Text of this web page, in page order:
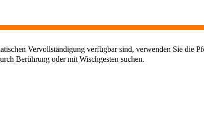
Vervollständigung verfügbar sind, verwenden Sie die
Berührung oder mit Wischgesten suchen.